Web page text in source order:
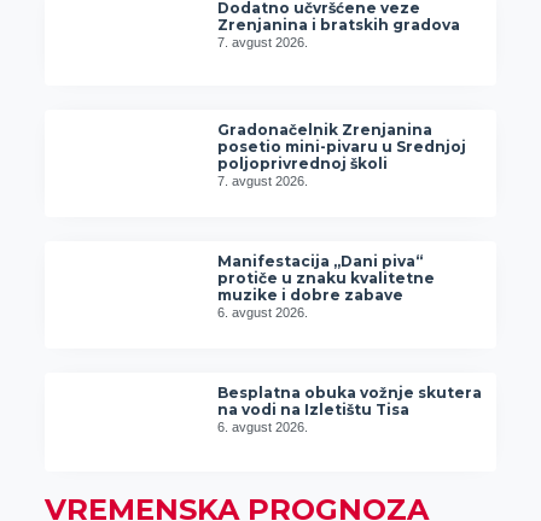
Dodatno učvršćene veze
Zrenjanina i bratskih gradova
7. avgust 2026.
Gradonačelnik Zrenjanina
posetio mini-pivaru u Srednjoj
poljoprivrednoj školi
7. avgust 2026.
Manifestacija „Dani piva“
protiče u znaku kvalitetne
muzike i dobre zabave
6. avgust 2026.
Besplatna obuka vožnje skutera
na vodi na Izletištu Tisa
6. avgust 2026.
VREMENSKA PROGNOZA